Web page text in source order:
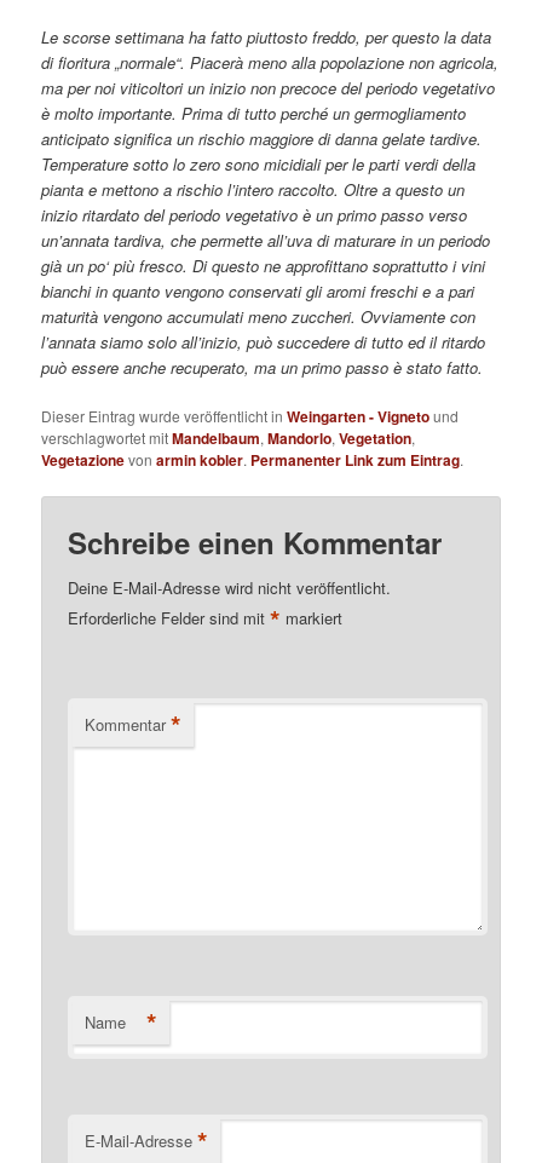
Le scorse settimana ha fatto piuttosto freddo, per questo la data
di fioritura „normale“. Piacerà meno alla popolazione non agricola,
ma per noi viticoltori un inizio non precoce del periodo vegetativo
è molto importante. Prima di tutto perché un germogliamento
anticipato significa un rischio maggiore di danna gelate tardive.
Temperature sotto lo zero sono micidiali per le parti verdi della
pianta e mettono a rischio l’intero raccolto. Oltre a questo un
inizio ritardato del periodo vegetativo è un primo passo verso
un’annata tardiva, che permette all’uva di maturare in un periodo
già un po‘ più fresco. Di questo ne approfittano soprattutto i vini
bianchi in quanto vengono conservati gli aromi freschi e a pari
maturità vengono accumulati meno zuccheri. Ovviamente con
l’annata siamo solo all’inizio, può succedere di tutto ed il ritardo
può essere anche recuperato, ma un primo passo è stato fatto.
Dieser Eintrag wurde veröffentlicht inWeingarten - Vignetound
verschlagwortet mitMandelbaum,Mandorlo,Vegetation,
Vegetazionevonarmin kobler. Permanenter Link zum Eintrag.
Schreibe einen Kommentar
Deine E-Mail-Adresse wird nicht veröffentlicht.
Erforderliche Felder sind mit* markiert
Kommentar *
Name *
E-Mail-Adresse *